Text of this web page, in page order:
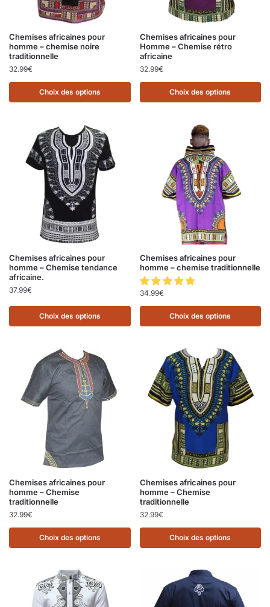
Chemises africaines pour
homme – chemise noire
traditionnelle
32.99€
Choix des options
Chemises africaines pour
Homme – Chemise rétro
africaine
32.99€
Choix des options
Chemises africaines pour
homme – Chemise tendance
africaine.
37.99€
Choix des options
Chemises africaines pour
homme – chemise traditionnelle
34.99€
Choix des options
Chemises africaines pour
homme – Chemise
traditionnelle
32.99€
Choix des options
Chemises africaines pour
homme – Chemise
traditionnelle
32.99€
Choix des options